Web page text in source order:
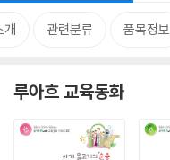
개 관련분류 품목정보
루아흐 교육동화